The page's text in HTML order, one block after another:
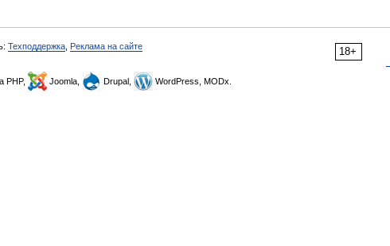
18+
Техподдержка Реклама на сайте
PHP, Joomla, Drupal, WordPress, MODx.